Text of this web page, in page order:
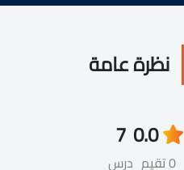
نظرة عامة
0.0
0 تقيم
7
درس